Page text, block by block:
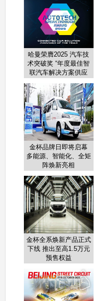
哈曼荣膺2025 汽车技
术突破奖 “年度最佳智
联汽车解决方案供应
商”大奖
金杯品牌日即将启幕
多能源、智能化、全矩
阵焕新亮相
金杯全系焕新产品正式
下线 推出至高1.5万元
预售权益